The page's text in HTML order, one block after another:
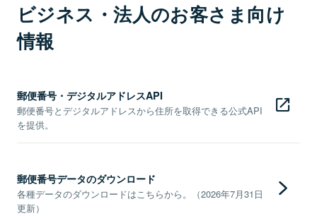
ビジネス・法人のお客さま向け
情報
郵便番号・デジタルアドレスAPI
郵便番号とデジタルアドレスから住所を取得できる公式API
を提供。
郵便番号データのダウンロード
各種データのダウンロードはこちらから。（2026年7月31日
更新）